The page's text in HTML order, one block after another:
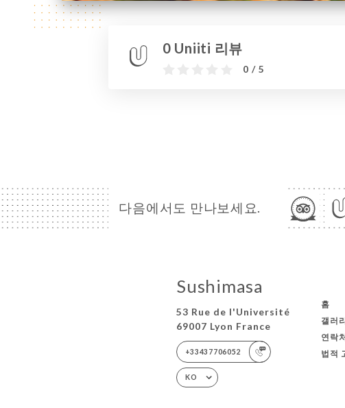
0 Uniiti 리뷰
0 / 5
다음에서도 만나보세요.
Sushimasa
53 Rue de l'Université
69007 Lyon France
+33437706052
KO
홈
갤러
연락
법적